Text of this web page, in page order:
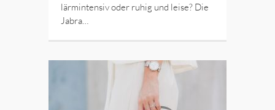
lärmintensiv oder ruhig und leise? Die
Jabra…